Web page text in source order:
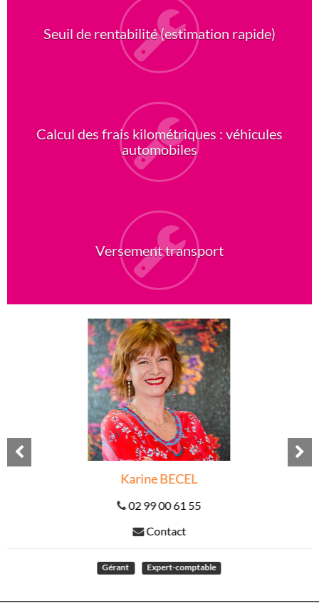
Seuil de rentabilité (estimation rapide)
Calcul des frais kilométriques : véhicules
automobiles
Versement transport
FranckPANNETIER
02 99 00 61 55
Gérant Expert-comptable
Previous